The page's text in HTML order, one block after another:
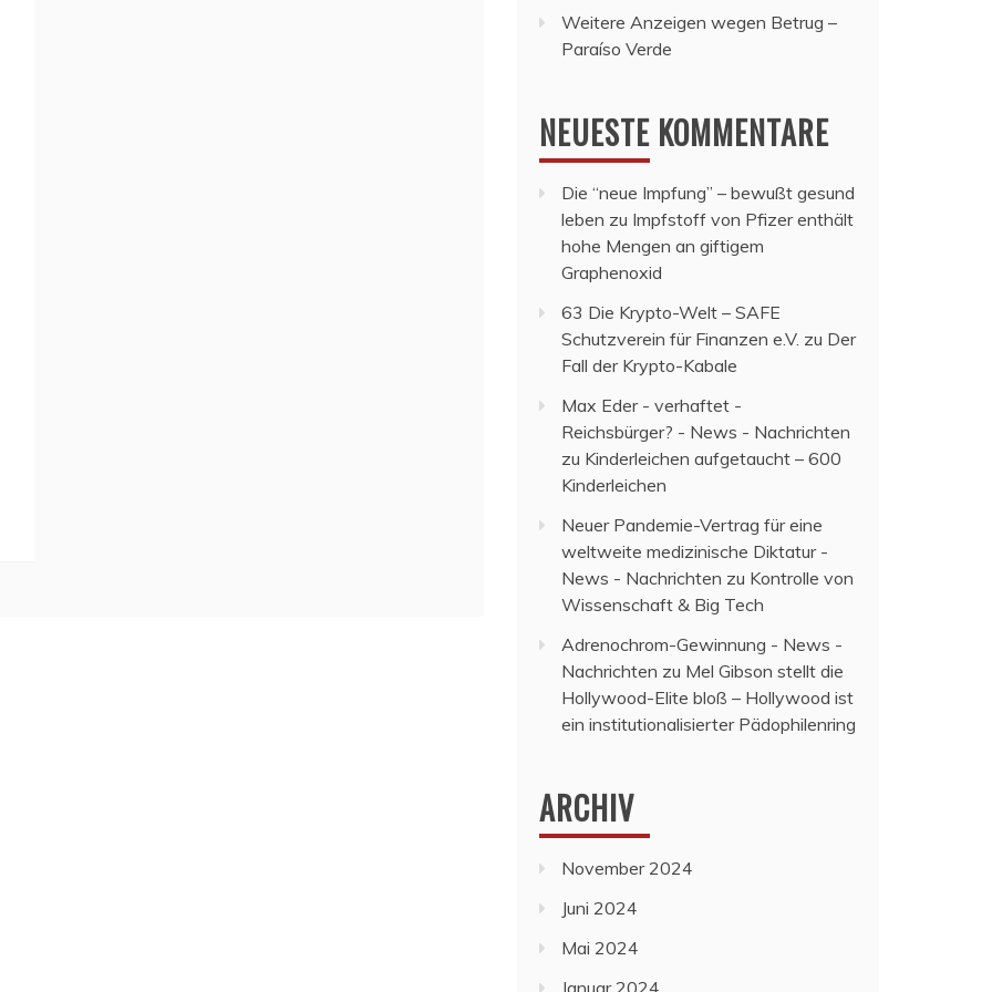
Weitere Anzeigen wegen Betrug –
Paraíso Verde
NEUESTE KOMMENTARE
Die “neue Impfung” – bewußt gesund
leben zu Impfstoff von Pfizer enthält
hohe Mengen an giftigem
Graphenoxid
63 Die Krypto-Welt – SAFE
Schutzverein für Finanzen e.V. zu Der
Fall der Krypto-Kabale
Max Eder - verhaftet -
Reichsbürger? - News - Nachrichten
zu Kinderleichen aufgetaucht – 600
Kinderleichen
Neuer Pandemie-Vertrag für eine
weltweite medizinische Diktatur -
News - Nachrichten zu Kontrolle von
Wissenschaft & Big Tech
Adrenochrom-Gewinnung - News -
Nachrichten zu Mel Gibson stellt die
Hollywood-Elite bloß – Hollywood ist
ein institutionalisierter Pädophilenring
ARCHIV
November 2024
Juni 2024
Mai 2024
Januar 2024